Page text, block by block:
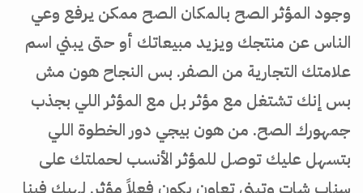
وجود المؤثر الصح بالمكان الصح ممكن يرفع وعي
الناس عن منتجك ويزيد مبيعاتك أو حتى يبني اسم
علامتك التجارية من الصفر. بس النجاح هون مش
بس إنك تشتغل مع مؤثر بل مع المؤثر اللي بجذب
جمهورك الصح. من هون بيجي دور الخطوة اللي
بتسهل عليك توصل للمؤثر الأنسب لحملتك على